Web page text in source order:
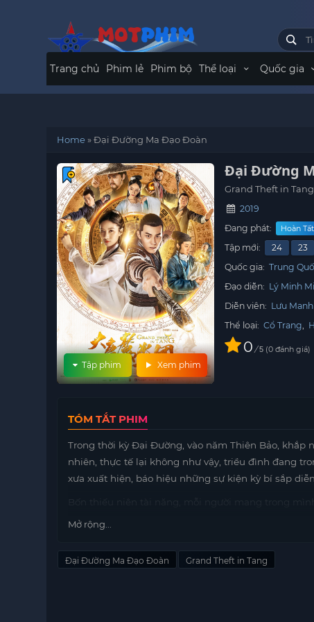
Trang chủ Phim lẻ Phim bộ Thể loại Quốc gia
Home»Đại Đường Ma Đạo Đoàn
Xem phim
Tập phim
Đại Đường
Grand Theft in Tang
2019
Đang phát:
Hoàn
Tập mới: 24 23
Quốc gia: Trung
Đạo diễn: Lý Minh
Diễn viên: Lưu
Thể loại: Cổ Trang,
0 / 5 0 đánh giá
TÓM TẮT PHIM
Trong thời kỳ Đại Đường, vào năm Thiên Bảo, khắp
nhiên, thực tế lại không như vậy, triều đình đang
xưa xuất hiện, báo hiệu những sự kiện kỳ bí sắp diễn
chức mang tên Ma Đạo Đoàn. Hành trình của họ
Lý Tự, tạo nên những mối quan hệ phức tạp.
Mở rộng...
Đại Đường Ma Đạo Đoàn Grand Theft in Tang